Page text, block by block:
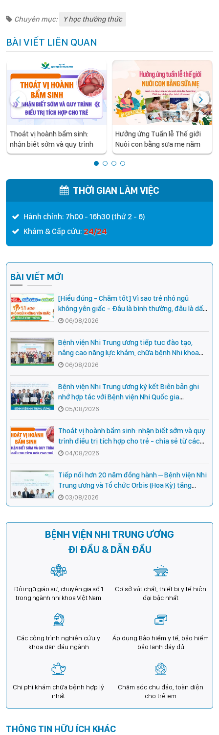
Chuyên mục: Y học thường thức
BÀI VIẾT LIÊN QUAN
Thoát vị hoành bẩm sinh:
nhận biết sớm và quy trình
điều trị tích hợp cho trẻ -
Hưởng ứng Tuần lễ Thế giới
Nuôi con bằng sữa mẹ năm
2026
THỜI GIAN LÀM VIỆC
Hành chính: 7h00 - 16h30 (thứ 2 - 6)
Khám & Cấp cứu: 24/24
BÀI VIẾT MỚI
[Hiểu đúng - Chăm tốt] Vì sao trẻ nhỏ ngủ
không yên giấc - Đâu là bình thường, đâu là dấu
hiệu cần đi khám ngay?
06/08/2026
Bệnh viện Nhi Trung ương tiếp tục đào tạo,
nâng cao năng lực khám, chữa bệnh Nhi khoa
cho cán bộ y tế tại các tỉnh miền núi phía Bắc
06/08/2026
Bệnh viện Nhi Trung ương ký kết Biên bản ghi
nhớ hợp tác với Bệnh viện Nhi Quốc gia
Campuchia
05/08/2026
Thoát vị hoành bẩm sinh: nhận biết sớm và quy
trình điều trị tích hợp cho trẻ - chia sẻ từ các
chuyên gia hàng đầu của Bệnh Viện Nhi Trung
ương
04/08/2026
Tiếp nối hơn 20 năm đồng hành – Bệnh viện Nhi
Trung ương và Tổ chức Orbis (Hoa Kỳ) tăng
cường hợp tác, mở rộng cơ hội bảo vệ thị lực
cho trẻ em Việt Nam
03/08/2026
BỆNH VIỆN NHI TRUNG ƯƠNG
ĐI ĐẦU & DẪN ĐẦU
Đội ngũ giáo sư, chuyên gia số 1
trong ngành nhi khoa Việt Nam
Cơ sở vật chất, thiết bị y tế hiện
đại bậc nhất
Các công trình nghiên cứu y
khoa dẫn đầu ngành
Áp dụng Bảo hiểm y tế, bảo hiểm
bảo lãnh đầy đủ
Chi phí khám chữa bệnh hợp lý
nhất
Chăm sóc chu đáo, toàn diện
cho trẻ em
THÔNG TIN HỮU ÍCH KHÁC